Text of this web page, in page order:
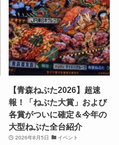
【青森ねぶた2026】超速
報！「ねぶた大賞」および
各賞がついに確定＆今年の
大型ねぶた全台紹介
2026年8月5日 イベント